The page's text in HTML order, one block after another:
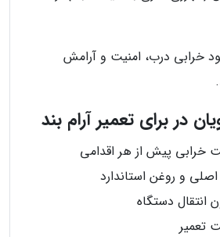
خرابی درب، امنیت و آرامش
در برای تعمیر آرام بند
پیش از هر اقدامی
و روغن استاندارد
انتقال دستگاه
تعمیر